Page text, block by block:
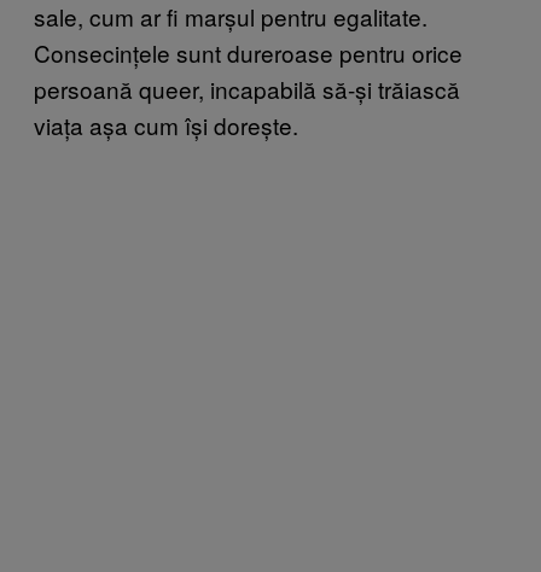
sale, cum ar fi marșul pentru egalitate.
Consecințele sunt dureroase pentru orice
persoană queer, incapabilă să-și trăiască
viața așa cum își dorește.